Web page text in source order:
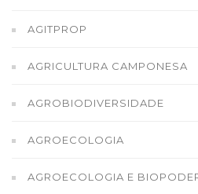
AGITPROP
AGRICULTURA CAMPONESA
AGROBIODIVERSIDADE
AGROECOLOGIA
AGROECOLOGIA E